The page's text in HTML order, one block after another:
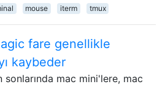
mouse iterm tmux
fare genellikle
kaybeder
sonlarında mac mini'lere, mac